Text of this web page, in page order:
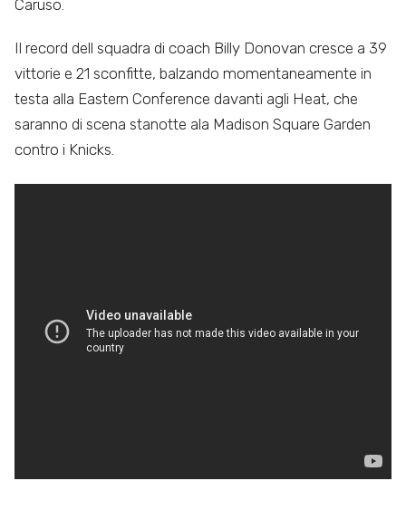
Caruso.
Il record dell squadra di coach Billy Donovan cresce a 39
vittorie e 21 sconfitte, balzando momentaneamente in
testa alla Eastern Conference davanti agli Heat, che
saranno di scena stanotte ala Madison Square Garden
contro i Knicks.